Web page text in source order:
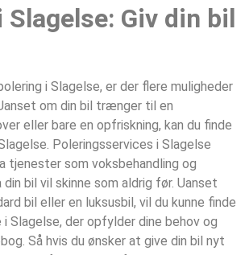
Giv din bil
i Slagelse, er der flere muligheder
om din bil trænger til en
eller bare en opfriskning, kan du finde
Poleringsservices i Slagelse
tjenester som voksbehandling og
bil vil skinne som aldrig før. Uanset
bil eller en luksusbil, vil du kunne finde
Slagelse, der opfylder dine behov og
Så hvis du ønsker at give din bil nyt